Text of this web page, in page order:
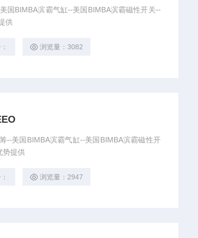
国BIMBA滨霸气缸--美国BIMBA滨霸磁性开关--
供
浏览量：3082
--美国BIMBA滨霸气缸--美国BIMBA滨霸磁性开
势提供
浏览量：2947